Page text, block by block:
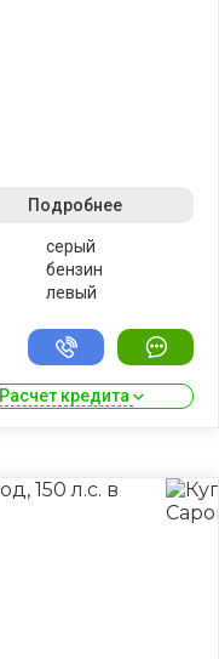
серый
бензин
левый
Подробнее
Расчет кредита